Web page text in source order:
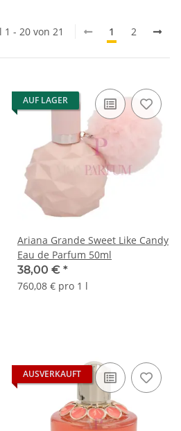
1 - 20 von 21 1 2
AUF LAGER
Ariana Grande Sweet Like Candy
Eau de Parfum 50ml
38,00 € *
760,08 € pro 1 l
AUSVERKAUFT